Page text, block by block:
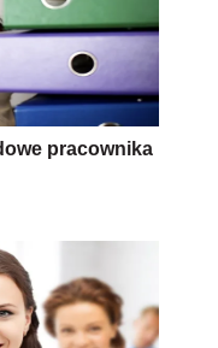
pracownika